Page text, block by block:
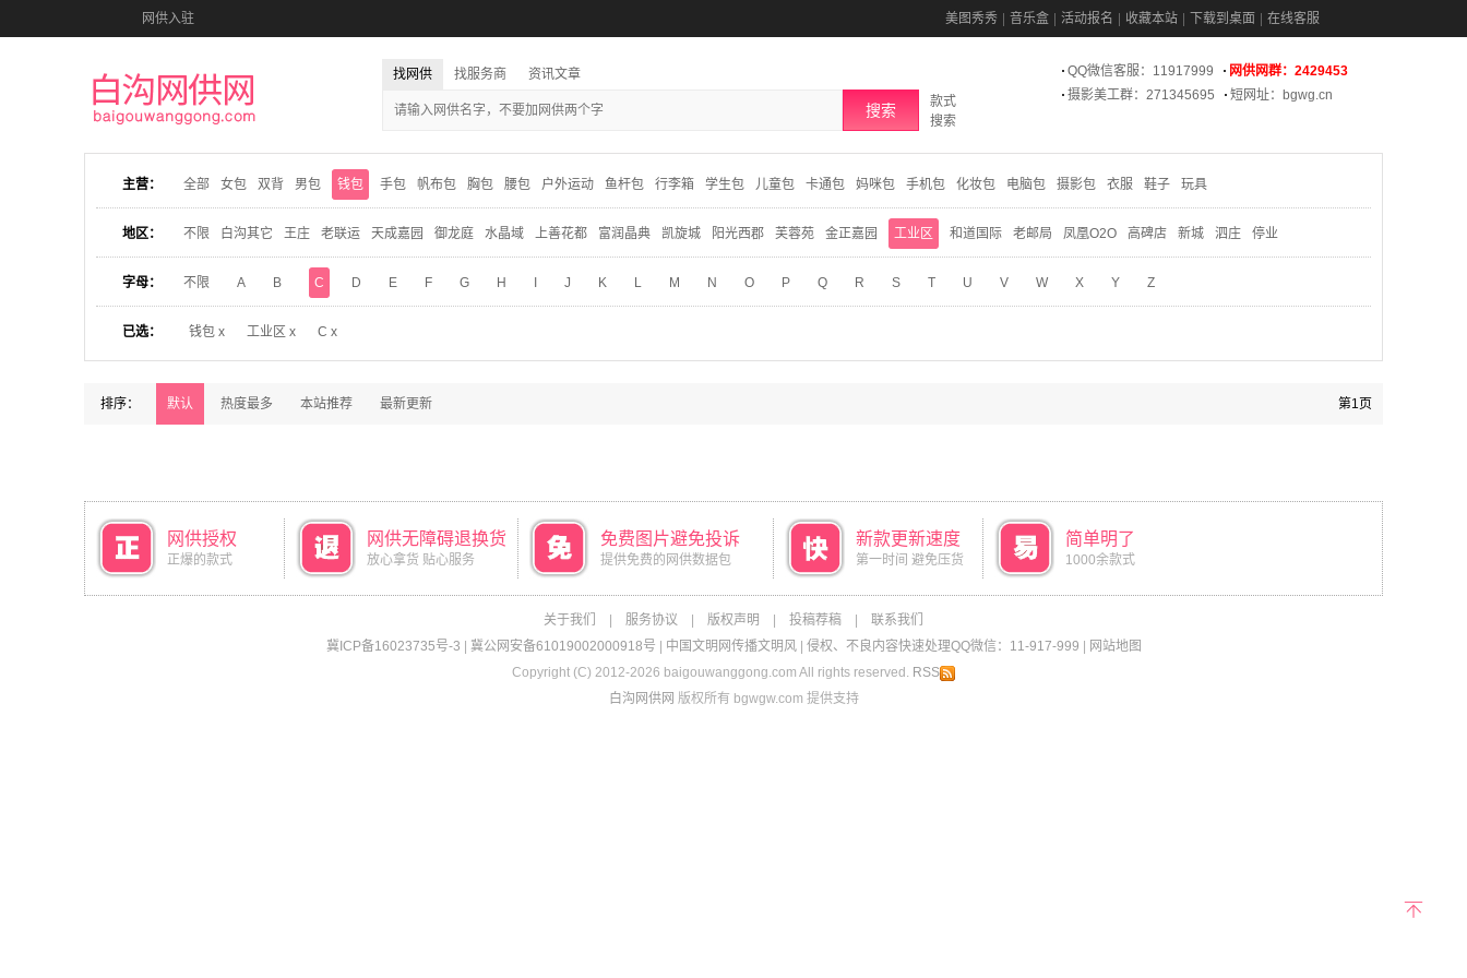
网供入驻 美图秀秀 音乐盒 活动报名 收藏本站 下载到桌面 在线客服
找网供 找服务商 资讯文章
搜索
款式
搜索
QQ微信客服：11917999
网供网群：2429453
摄影美工群：271345695
短网址：bgwg.cn
主营： 全部 女包 双背 男包 钱包 手包 帆布包 胸包 腰包 户外运动 鱼杆包 行李箱 学生包 儿童包 卡通包 妈咪包 手机包 化妆包 电脑包 摄影包 衣服 鞋子 玩具
地区： 不限 白沟其它 王庄 老联运 天成嘉园 御龙庭 水晶域 上善花都 富润晶典 凯旋城 阳光西郡 芙蓉苑 金正嘉园 工业区 和道国际 老邮局 凤凰O2O 高碑店 新城 泗庄 停业
字母： 不限 A B C D E F G H J K L M N O P Q R S T U V W X Y Z
已选： 钱包 x 工业区 x C x
排序： 默认 热度最多 本站推荐 最新更新 第1页
网供授权
正爆的款式
网供无障碍退换货
放心拿货 贴心服务
免费图片避免投诉
提供免费的网供数据包
新款更新速度
第一时间 避免压货
简单明了
1000余款式
关于我们 服务协议 版权声明 投稿荐稿
联系我们
冀ICP备16023735号-3
冀公网安备61019002000918号 中国文明网传播文明风| 侵权、不良内容快速处理QQ微信：11-917-999
网站地图
Copyright (C) 2012-2026 baigouwanggong.com All rights reserved. RSS
白沟网供网 版权所有 bgwgw.com 提供支持